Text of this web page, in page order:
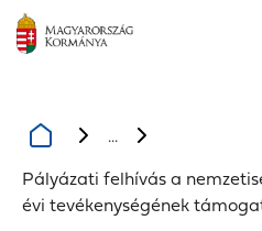
...
Pályázati felhívás a
évi tevékenységének